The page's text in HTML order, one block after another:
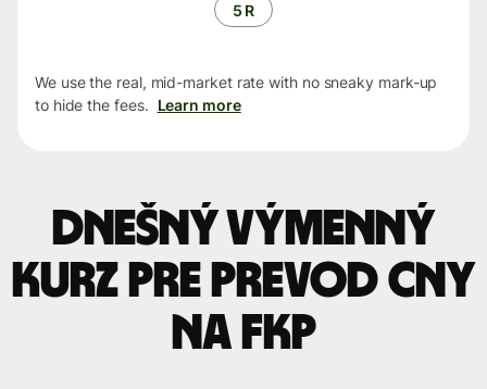
5 R
We use the real, mid-market rate with no sneaky mark-up
to hide the fees. Learn more
Dnešný výmenný
kurz pre prevod CNY
na FKP